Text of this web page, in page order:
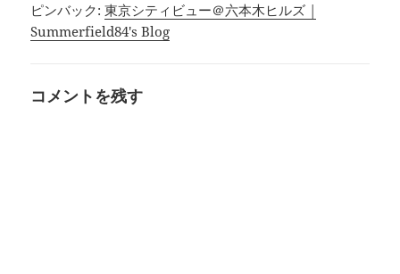
ピンバック:東京シティビュー＠六本木ヒルズ |
Summerfield84's Blog
コメントを残す